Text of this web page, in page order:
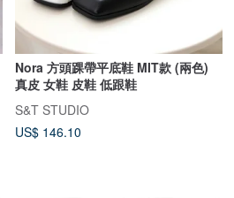
Nora 方頭踝帶平底鞋 MIT款 (兩色)
真皮 女鞋 皮鞋 低跟鞋
S&T STUDIO
US$ 146.10